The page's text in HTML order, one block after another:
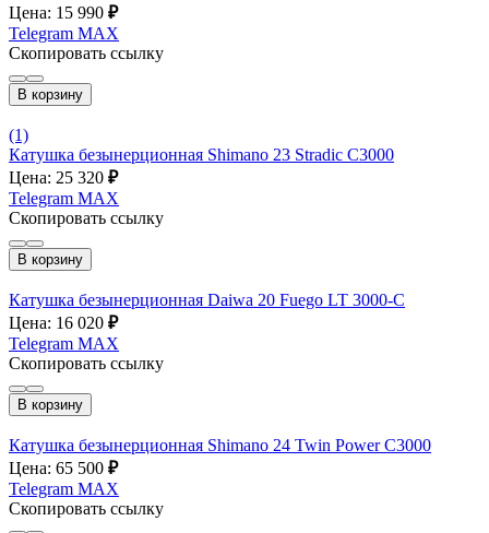
Цена: 15 990 ₽
Telegram MAX
Скопировать ссылку
В корзину
(1)
Катушка безынерционная Shimano 23 Stradic C3000
Цена: 25 320 ₽
Telegram MAX
Скопировать ссылку
В корзину
Катушка безынерционная Daiwa 20 Fuego LT 3000-С
Цена: 16 020 ₽
Telegram MAX
Скопировать ссылку
В корзину
Катушка безынерционная Shimano 24 Twin Power C3000
Цена: 65 500 ₽
Telegram MAX
Скопировать ссылку